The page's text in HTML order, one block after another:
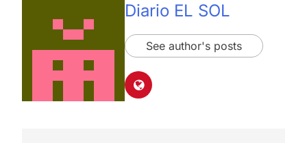
Diario EL SOL
See author's posts